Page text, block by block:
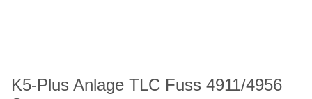
K5-Plus Anlage TLC Fuss 4911/4956